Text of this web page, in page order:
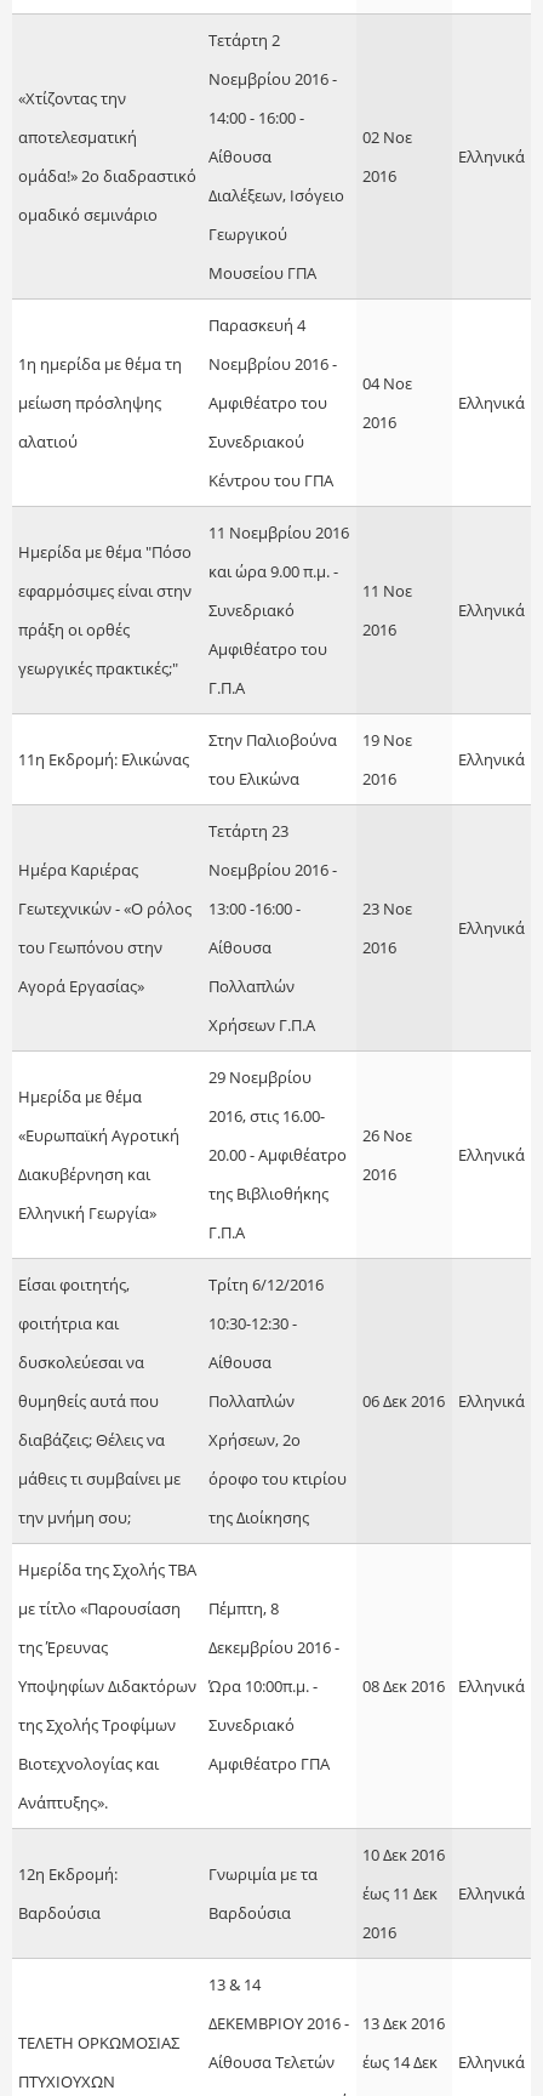
«Χτίζοντας την
αποτελεσματική
ομάδα!» 2ο διαδραστικό
ομαδικό σεμινάριο
Τετάρτη 2
Νοεμβρίου 2016 -
14:00 - 16:00 -
Αίθουσα
Διαλέξεων, Ισόγειο
Γεωργικού
Μουσείου ΓΠΑ
02 Νοε
2016
Ελληνικά
1η ημερίδα με θέμα τη
μείωση πρόσληψης
αλατιού
Παρασκευή 4
Νοεμβρίου 2016 -
Αμφιθέατρο του
Συνεδριακού
Κέντρου του ΓΠΑ
04 Νοε
2016
Ελληνικά
Ημερίδα με θέμα "Πόσο
εφαρμόσιμες είναι στην
πράξη οι ορθές
γεωργικές πρακτικές;"
11 Νοεμβρίου 2016
και ώρα 9.00 π.μ. -
Συνεδριακό
Αμφιθέατρο του
Γ.Π.Α
11 Νοε
2016
Ελληνικά
11η Εκδρομή: Ελικώνας
Στην Παλιοβούνα
του Ελικώνα
19 Νοε
2016
Ελληνικά
Ημέρα Καριέρας
Γεωτεχνικών - «Ο ρόλος
του Γεωπόνου στην
Αγορά Εργασίας»
Τετάρτη 23
Νοεμβρίου 2016 -
13:00 -16:00 -
Αίθουσα
Πολλαπλών
Χρήσεων Γ.Π.Α
23 Νοε
2016
Ελληνικά
Ημερίδα με θέμα
«Ευρωπαϊκή Αγροτική
Διακυβέρνηση και
Ελληνική Γεωργία»
29 Νοεμβρίου
2016, στις 16.00-
20.00 - Αμφιθέατρο
της Βιβλιοθήκης
Γ.Π.Α
26 Νοε
2016
Ελληνικά
Είσαι φοιτητής,
φοιτήτρια και
δυσκολεύεσαι να
θυμηθείς αυτά που
διαβάζεις; Θέλεις να
μάθεις τι συμβαίνει με
την μνήμη σου;
Τρίτη 6/12/2016
10:30-12:30 -
Αίθουσα
Πολλαπλών
Χρήσεων, 2ο
όροφο του κτιρίου
της Διοίκησης
06 Δεκ 2016 Ελληνικά
Hμερίδα της Σχολής TBA
με τίτλο «Παρουσίαση
της Έρευνας
Υποψηφίων Διδακτόρων
της Σχολής Τροφίμων
Βιοτεχνολογίας και
Ανάπτυξης».
Πέμπτη, 8
Δεκεμβρίου 2016 -
Ώρα 10:00π.μ. -
Συνεδριακό
Αμφιθέατρο ΓΠΑ
08 Δεκ 2016 Ελληνικά
12η Εκδρομή:
Βαρδούσια
Γνωριμία με τα
Βαρδούσια
10 Δεκ 2016
έως 11 Δεκ
2016
Ελληνικά
ΤΕΛΕΤΗ ΟΡΚΩΜΟΣΙΑΣ
ΠΤΥΧΙΟΥΧΩΝ
13 & 14
ΔΕΚΕΜΒΡΙΟΥ 2016 -
Αίθουσα Τελετών
13 Δεκ 2016
έως 14 Δεκ
Ελληνικά